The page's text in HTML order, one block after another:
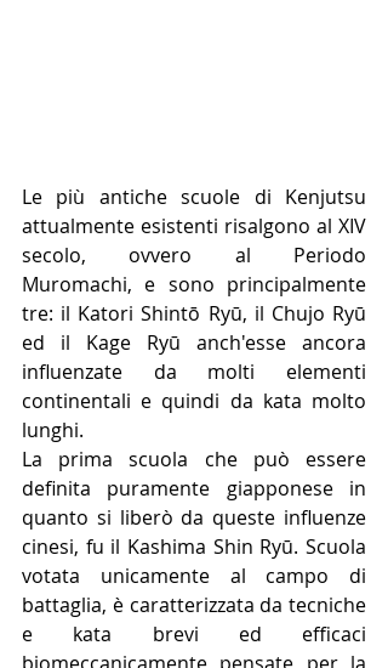
Le più antiche scuole di Kenjutsu
attualmente esistenti risalgono al XIV
secolo, ovvero al Periodo
Muromachi, e sono principalmente
tre: il Katori Shintō Ryū, il Chujo Ryū
ed il Kage Ryū anch'esse ancora
influenzate da molti elementi
continentali e quindi da kata molto
lunghi.
La prima scuola che può essere
definita puramente giapponese in
quanto si liberò da queste influenze
cinesi, fu il Kashima Shin Ryū. Scuola
votata unicamente al campo di
battaglia, è caratterizzata da tecniche
e kata brevi ed efficaci